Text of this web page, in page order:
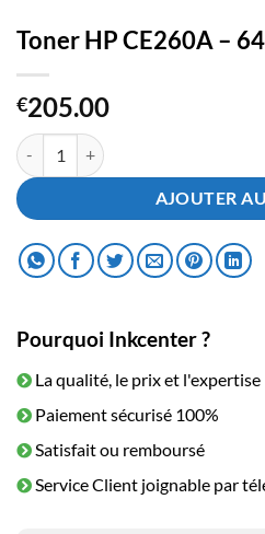
Toner HP CE260A –
€205.00
quantité de Toner HP CE260A -
AJOUTER
Pourquoi Inkcenter ?
La qualité, le prix et l'expertise
Paiement sécurisé 100%
Satisfait ou remboursé
Service Client joignable par